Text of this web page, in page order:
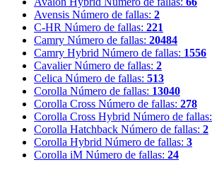
Avensis Número de fallas: 2
C-HR Número de fallas: 221
Camry Número de fallas: 20484
Camry Hybrid Número de fallas: 1556
Cavalier Número de fallas: 2
Celica Número de fallas: 513
Corolla Número de fallas: 13040
Corolla Cross Número de fallas: 278
Corolla Cross Hybrid Número de fallas:
Corolla Hatchback Número de fallas: 2
Corolla Hybrid Número de fallas: 3
Corolla iM Número de fallas: 24